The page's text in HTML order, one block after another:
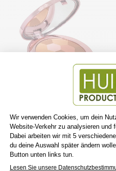
CENT PUR CENT
BRONZING POWDER LE
SOLEIL L'ORIGINAL
CENT PUR CENT
€36,99